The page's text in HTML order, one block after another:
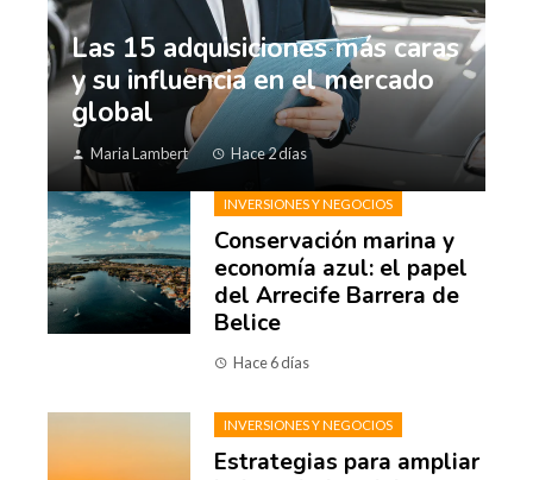
Las 15 adquisiciones más caras
y su influencia en el mercado
global
Maria Lambert Hace 2 días
INVERSIONES Y NEGOCIOS
Conservación marina y
economía azul: el papel
del Arrecife Barrera de
Belice
Hace 6 días
INVERSIONES Y NEGOCIOS
Estrategias para ampliar